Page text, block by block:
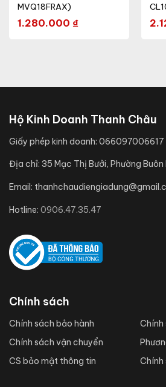
MVQ18FRAX)
1.280.000 ₫
Hộ Kinh Doanh Thanh Châu
Giấy phép kinh doanh: 066097006617
Địa chỉ: 35 Mạc Thị Bưởi, Phường
Email:
Hotline: 0906.47.35.47
Chính sách
Chính sách bảo hành
Chính sách vận chuyển
CS bảo mật thông tin
Chính
Chính